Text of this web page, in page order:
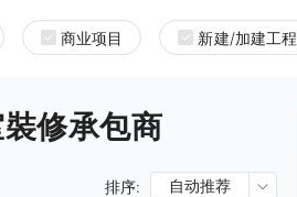
商业项目 新建/加建工程
修承包商
排序: 自动推荐